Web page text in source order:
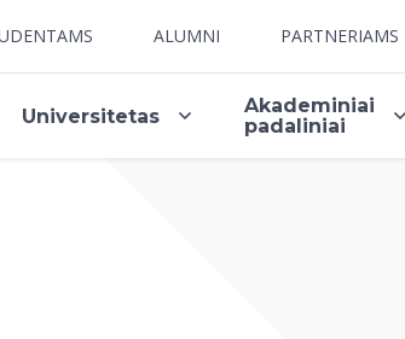
ALUMNI PARTNERIAMS
Universitetas
Akademiniai
padaliniai